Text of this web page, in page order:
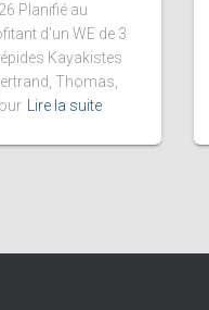
Planifié au
d’un WE de 3
Kayakistes
Thomas,
Lire la suite